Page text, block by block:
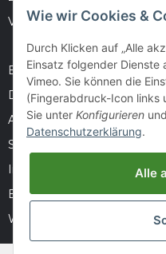
Versandinformationen
Barrierefreiheitserklärung
Datenschutz
AGB
Sitemap
Batteriegesetzhinweise
Widerrufsrecht
Wie wir Cookies &
Durch Klicken auf „Alle
Einsatz folgender Dienste
Vimeo. Sie können die
(Fingerabdruck-Icon links
Sie unter Konfigurieren
Datenschutzerklärung.
Alle